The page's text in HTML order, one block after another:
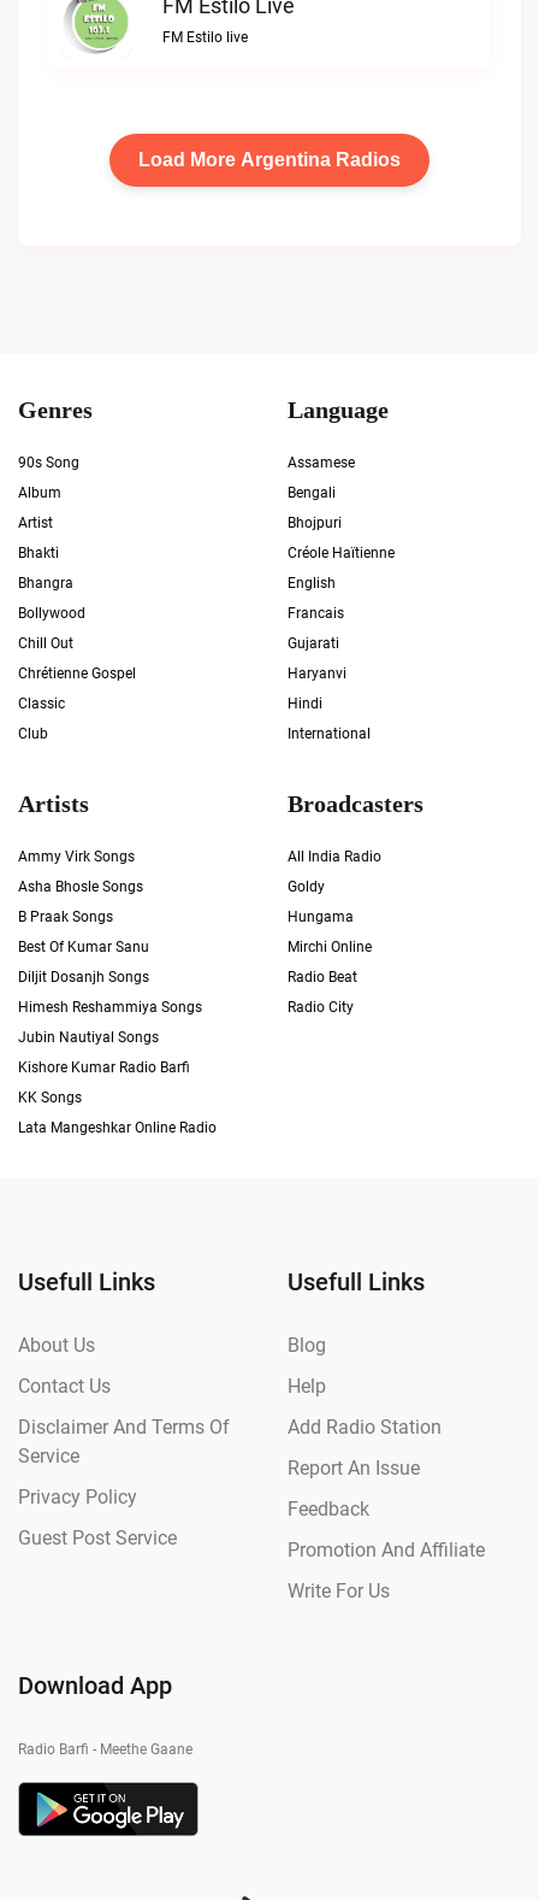
FM Estilo Live
FM Estilo live
Load More Argentina Radios
Genres
90s Song
Album
Artist
Bhakti
Bhangra
Bollywood
Chill Out
Chrétienne Gospel
Classic
Club
Language
Assamese
Bengali
Bhojpuri
Créole Haïtienne
English
Francais
Gujarati
Haryanvi
Hindi
International
Artists
Ammy Virk Songs
Asha Bhosle Songs
B Praak Songs
Best Of Kumar Sanu
Diljit Dosanjh Songs
Himesh Reshammiya Songs
Jubin Nautiyal Songs
Kishore Kumar Radio Barfi
KK Songs
Lata Mangeshkar Online Radio
Broadcasters
All India Radio
Goldy
Hungama
Mirchi Online
Radio Beat
Radio City
Usefull Links
About Us
Contact Us
Disclaimer And Terms Of
Service
Privacy Policy
Guest Post Service
Usefull Links
Blog
Help
Add Radio Station
Report An Issue
Feedback
Promotion And Affiliate
Write For Us
Download App
Radio Barfi - Meethe Gaane